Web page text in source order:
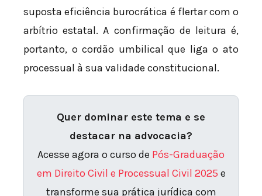
suposta eficiência burocrática é flertar com o
arbítrio estatal. A confirmação de leitura é,
portanto, o cordão umbilical que liga o ato
processual à sua validade constitucional.
Quer dominar este tema e se
destacar na advocacia?
Acesse agora o curso de Pós-Graduação
em Direito Civil e Processual Civil 2025 e
transforme sua prática jurídica com